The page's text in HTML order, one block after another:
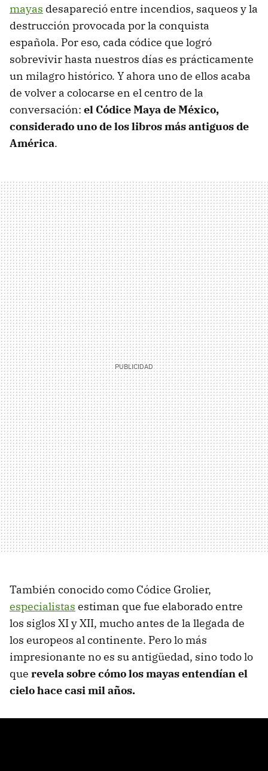
mayas desapareció entre incendios, saqueos y la
destrucción provocada por la conquista
española. Por eso, cada códice que logró
sobrevivir hasta nuestros días es prácticamente
un milagro histórico. Y ahora uno de ellos acaba
de volver a colocarse en el centro de la
conversación: el Códice Maya de México,
considerado uno de los libros más antiguos de
América.
También conocido como Códice Grolier,
especialistas estiman que fue elaborado entre
los siglos XI y XII, mucho antes de la llegada de
los europeos al continente. Pero lo más
impresionante no es su antigüedad, sino todo lo
que revela sobre cómo los mayas entendían el
cielo hace casi mil años.